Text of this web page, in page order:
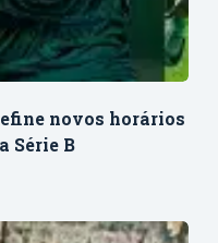
novos horários
Série B